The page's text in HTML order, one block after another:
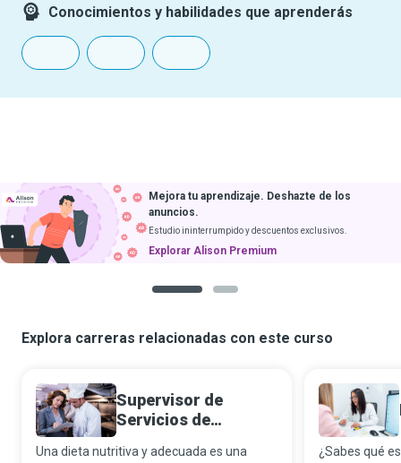
Conocimientos y habilidades que aprenderás
Mejora tu aprendizaje. Deshazte de los
anuncios.
Estudio ininterrumpido y descuentos exclusivos.
Explorar Alison Premium
Explora carreras relacionadas con este curso
Supervisor de
Servicios de
Hospitales
Una dieta nutritiva y adecuada es una ¿Sabes qué